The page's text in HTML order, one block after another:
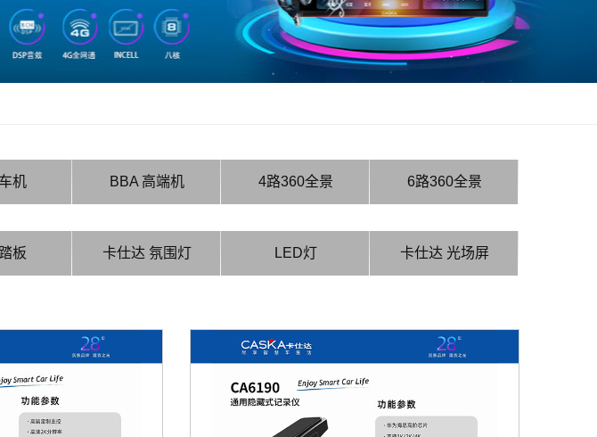
机 BBA 高端机 4路360全景 6路360全景
板 卡仕达 氛围灯 LED灯 卡仕达 光场屏